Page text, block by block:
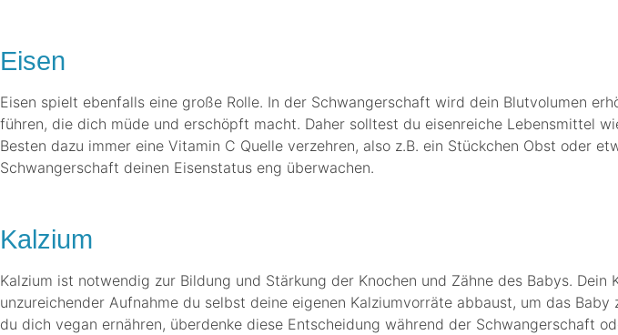
Eisen
Eisen spielt ebenfalls eine große Rolle. In der Schwangerschaft wird dein Blutvolumen
führen, die dich müde und erschöpft macht. Daher solltest du eisenreiche Lebensmittel
Besten dazu immer eine Vitamin C Quelle verzehren, also z.B. ein Stückchen Obst oder
Schwangerschaft deinen Eisenstatus eng überwachen.
Kalzium
Kalzium ist notwendig zur Bildung und Stärkung der Knochen und Zähne des Babys.
unzureichender Aufnahme du selbst deine eigenen Kalziumvorräte abbaust, um das
du dich vegan ernähren, überdenke diese Entscheidung während der Schwangerschaft